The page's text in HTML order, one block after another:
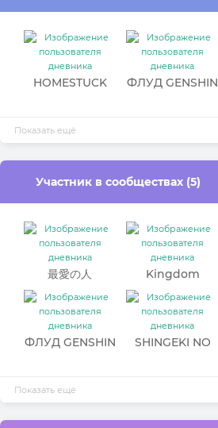
HOMESTUCK
ФЛУД GENSHIN
Показать ещё
Участник в сообществах (5)
最愛の人 Kingdom
ФЛУД GENSHIN
SHINGEKI NO
Показать ещё